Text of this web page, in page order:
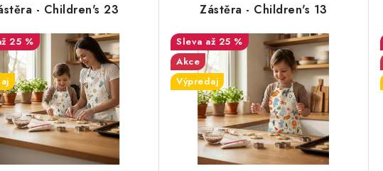
- Children's 23
25 %
Zástěra - Children's 13
až 25 %
Akce
Výpredaj